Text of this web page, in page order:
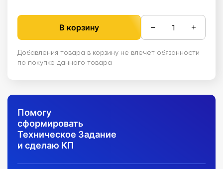
В корзину − +
Добавления товара в корзину не влечет обязанности
по покупке данного товара
Помогу
сформировать
Техническое Задание
и сделаю КП